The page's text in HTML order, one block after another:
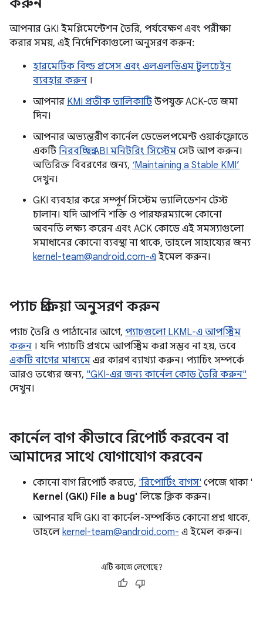
আপনার GKI ইমপ্লিমেন্টেশন তৈরি, পর্যবেক্ষণ এবং পরীক্ষা
করার সময়, এই নির্দেশিকাগুলো অনুসরণ করুন:
হারমেটিক বিল্ড প্রসেস এবং এলএলভিএম টুলচেইন
ব্যবহার করুন ।
আপনার KMI প্রতীক তালিকাটি উপযুক্ত ACK-তে জমা
দিন।
আপনার অভ্যন্তরীণ কার্নেল ডেভেলপমেন্ট ওয়ার্কফ্লোতে
একটি নিরবচ্ছিন্ন ABI মনিটরিং সিস্টেম সেট আপ করুন।
অতিরিক্ত বিবরণের জন্য, ‘Maintaining a Stable KMI’
দেখুন।
GKI ব্যবহার করে সম্পূর্ণ সিস্টেম ভ্যালিডেশন টেস্ট
চালান। যদি আপনি শক্তি ও পারফরম্যান্সে কোনো
অবনতি লক্ষ্য করেন এবং ACK কোডে এই সমস্যাগুলো
সমাধানের কোনো ব্যবস্থা না থাকে, তাহলে সাহায্যের জন্য
kernel-team@android.com-এ ইমেল করুন।
প্যাচ প্রক্রিয়া অনুসরণ করুন
প্যাচ তৈরি ও পাঠানোর আগে, প্যাচগুলো LKML-এ আপস্ট্রিম
করুন । যদি প্যাচটি প্রথমে আপস্ট্রিম করা সম্ভব না হয়, তবে
একটি বাগের মাধ্যমে এর কারণ ব্যাখ্যা করুন। প্যাচিং সম্পর্কে
আরও তথ্যের জন্য, "GKI-এর জন্য কার্নেল কোড তৈরি করুন"
দেখুন।
কার্নেল বাগ কীভাবে রিপোর্ট করবেন বা
আমাদের সাথে যোগাযোগ করবেন
কোনো বাগ রিপোর্ট করতে, 'রিপোর্টিং বাগস' পেজে থাকা '
Kernel (GKI) File a bug' লিঙ্কে ক্লিক করুন।
আপনার যদি GKI বা কার্নেল-সম্পর্কিত কোনো প্রশ্ন থাকে,
তাহলে kernel-team@android.com- এ ইমেল করুন।
এটি কাজে লেগেছে?